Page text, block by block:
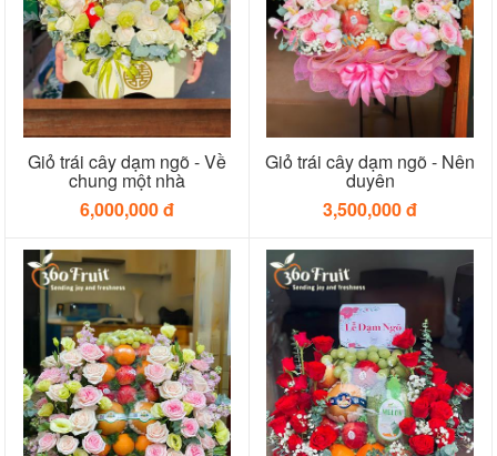
Giỏ trái cây dạm ngõ - Về
chung một nhà
6,000,000 đ
Giỏ trái cây dạm ngõ - Nên
duyên
3,500,000 đ